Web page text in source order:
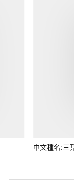
中文種名:三